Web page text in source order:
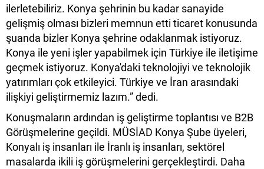
ilerletebiliriz. Konya şehrinin bu kadar sanayide
gelişmiş olması bizleri memnun etti ticaret konusunda
şuanda bizler Konya şehrine odaklanmak istiyoruz.
Konya ile yeni işler yapabilmek için Türkiye ile iletişime
geçmek istiyoruz. Konya'daki teknolojiyi ve teknolojik
yatırımları çok etkileyici. Türkiye ve İran arasındaki
ilişkiyi geliştirmemiz lazım.” dedi.
Konuşmaların ardından iş geliştirme toplantısı ve B2B
Görüşmelerine geçildi. MÜSİAD Konya Şube üyeleri,
Konyalı iş insanları ile İranlı iş insanları, sektörel
masalarda ikili iş görüşmelerini gerçekleştirdi. Daha